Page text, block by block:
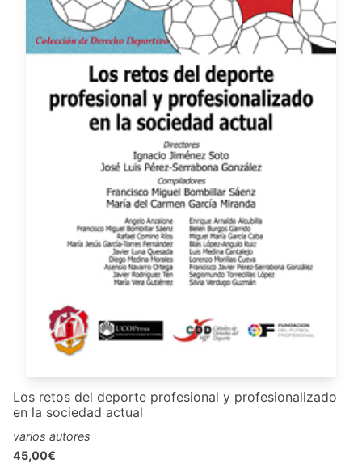
Los retos del deporte profesional y profesionalizado
en la sociedad actual
varios autores
45,00€